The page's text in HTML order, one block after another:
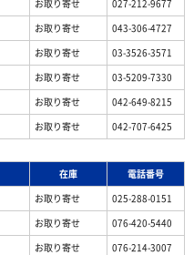
お取り寄せ
027-212-9677
お取り寄せ
043-306-4727
お取り寄せ
03-3526-3571
お取り寄せ
03-5209-7330
お取り寄せ
042-649-8215
お取り寄せ 042-707-6425
在庫
電話番号
お取り寄せ
025-288-0151
お取り寄せ
076-420-5440
お取り寄せ
076-214-3007